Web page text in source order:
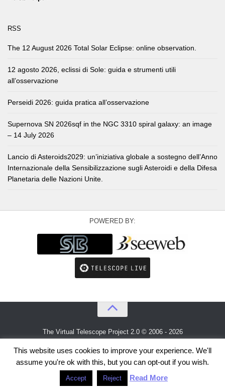
RSS
The 12 August 2026 Total Solar Eclipse: online observation.
12 agosto 2026, eclissi di Sole: guida e strumenti utili
all’osservazione
Perseidi 2026: guida pratica all’osservazione
Supernova SN 2026sqf in the NGC 3310 spiral galaxy: an image
– 14 July 2026
Lancio di Asteroids2029: un’iniziativa globale a sostegno dell’Anno
Internazionale della Sensibilizzazione sugli Asteroidi e della Difesa
Planetaria delle Nazioni Unite.
POWERED BY:
The Virtual Telescope Project 2.0 © 2006 - 2026
This website uses cookies to improve your experience. We'll
assume you're ok with this, but you can opt-out if you wish.
Accept Reject Read More